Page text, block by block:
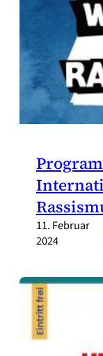
11. Februar
2024